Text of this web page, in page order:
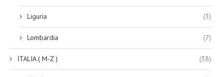
Liguria (3)
Lombardia (7)
ITALIA ( M-Z ) (38)